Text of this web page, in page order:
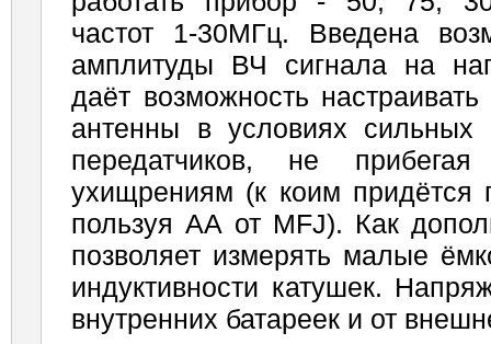
частот 1-30МГц. Введена
амплитуды ВЧ сигнала на
даёт возможность
антенны в условиях сильных
передатчиков, не
ухищрениям (к коим придётся
пользуя АА от MFJ). Как
позволяет измерять малые
индуктивности катушек.
внутренних батареек и от